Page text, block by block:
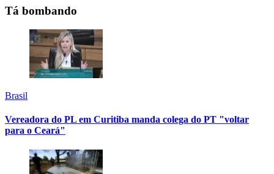
Tá bombando
Brasil
Vereadora do PL em Curitiba manda colega do PT "voltar
para o Ceará"